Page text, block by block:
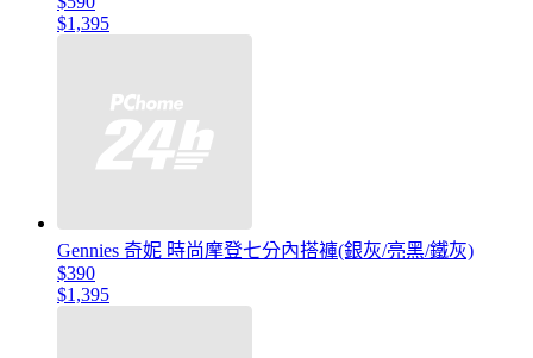
$1,395
Gennies 奇妮 時尚摩登七分內搭褲(銀灰/亮黑/鐵灰)
$390
$1,395